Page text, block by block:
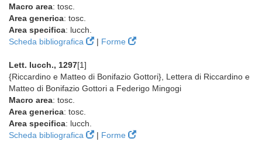
Macro area: tosc.
Area generica: tosc.
Area specifica: lucch.
Scheda bibliografica
| Forme
Lett. lucch., 1297[1]
{Riccardino e Matteo di Bonifazio Gottori}, Lettera di Riccardino e
Matteo di Bonifazio Gottori a Federigo Mingogi
Macro area: tosc.
Area generica: tosc.
Area specifica: lucch.
Scheda bibliografica
| Forme